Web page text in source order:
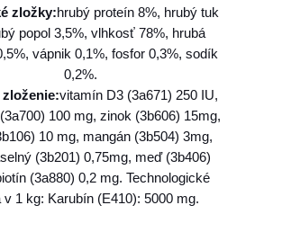
€
zložky:hrubý proteín 8%, hrubý tuk
popol 3,5%, vlhkosť 78%, hrubá
vápnik 0,1%, fosfor 0,3%, sodík
0,2%.
vitamín D3 (3a671) 250 IU,
100 mg, zinok (3b606) 15mg,
10 mg, mangán (3b504) 3mg,
(3b201) 0,75mg, meď (3b406)
(3a880) 0,2 mg. Technologické
v 1 kg: Karubín (E410): 5000 mg.